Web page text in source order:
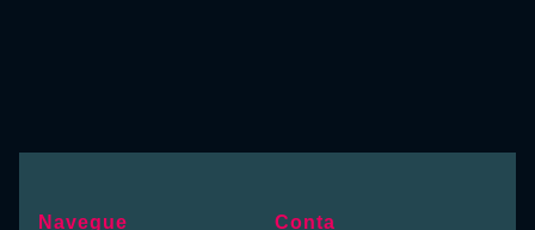
Navegue Conta